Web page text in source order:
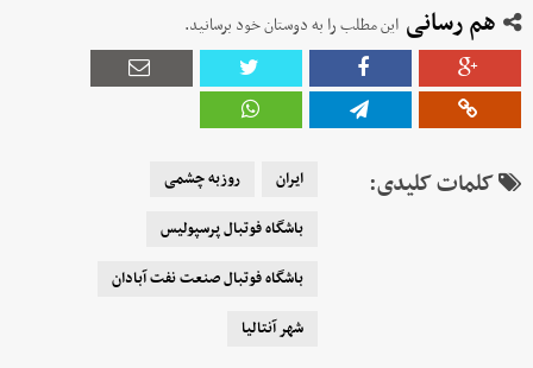
هم رسانی این مطلب را به دوستان خود برسانید.
کلمات کلیدی: ایران
روزبه چشمی
باشگاه فوتبال پرسپولیس
باشگاه فوتبال صنعت نفت آبادان
شهر آنتالیا